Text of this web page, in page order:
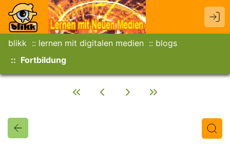
blikk lernen mit digitalen medien
blogs
Fortbildung